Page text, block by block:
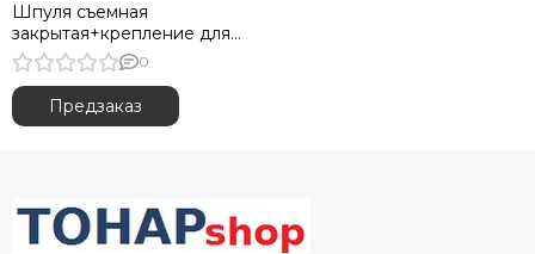
Шпуля съемная
закрытая+крепление для
удочки 4.5-5.4м (HS-SH-K-4.5-
5.4)
0
Предзаказ